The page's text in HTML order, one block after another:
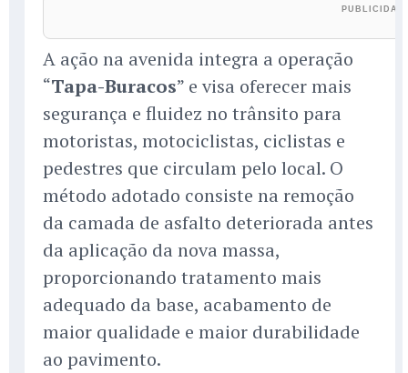
A ação na avenida integra a operação
“Tapa-Buracos” e visa oferecer mais
segurança e fluidez no trânsito para
motoristas, motociclistas, ciclistas e
pedestres que circulam pelo local. O
método adotado consiste na remoção
da camada de asfalto deteriorada antes
da aplicação da nova massa,
proporcionando tratamento mais
adequado da base, acabamento de
maior qualidade e maior durabilidade
ao pavimento.